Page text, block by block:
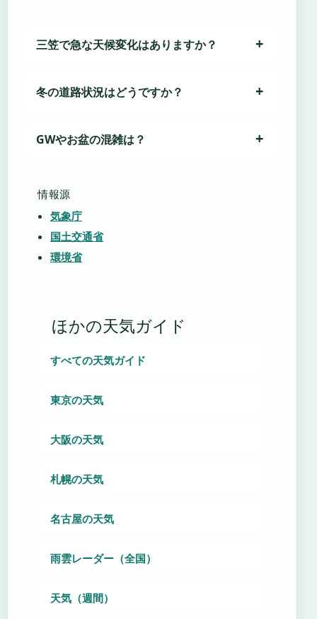
三笠で急な天候変化はありますか？
冬の道路状況はどうですか？
GWやお盆の混雑は？
情報源
気象庁
国土交通省
環境省
ほかの天気ガイド
すべての天気ガイド
東京の天気
大阪の天気
札幌の天気
名古屋の天気
雨雲レーダー（全国）
天気（週間）